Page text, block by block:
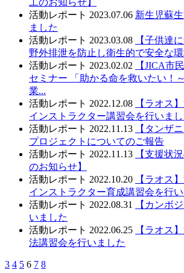
活動レポート 2023.07.06 新生児蘇
ました
活動レポート 2023.03.08
【子供達
野外排泄を防止し衛生的で安全な環
活動レポート 2023.02.02
【JICA市
セミナー 「助かる命を救いたい！
業...
活動レポート 2022.12.08
【ラオス
インストラクター講習会を行いまし
活動レポート 2022.11.13
【タンザ
プロジェクトについてのご報告
活動レポート 2022.11.13
【支援状
のお知らせ】
活動レポート 2022.10.20
【ラオス
インストラクター育成講習会を行
活動レポート 2022.08.31
【カンボ
いました
活動レポート 2022.06.25
【ラオス
法講習会を行いました
3 4 5 6 7 8